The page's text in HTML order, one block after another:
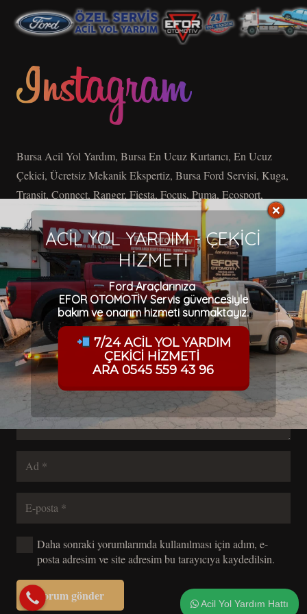
Bursa Acil Yol Yardım, Bursa En Ucuz Kurtarıcı, En Ucuz
Çekici, Ücretsiz Mekanik Ekspertiz, Bursa Ford Servisi, Kuga,
Transit, Connect, Ranger, Fiesta, Focus, Puma, Ecosport,
Focus, Connect, Courier, Tourneo, Mondeo, C-Max, S-Max,
Bir yanıt yazın
E-posta adresiniz yayınlanmayacak.Gerekli alanlar*ile
işaretlenmişlerdir
Daha sonraki yorumlarımda kullanılması için adım, e-
posta adresim ve site adresim bu tarayıcıya kaydedilsin.
Yorum gönder
Acil Yol Yardım Hattı
ACİL YOL YARDIM - ÇEKİCİ
HİZMETİ
Ford Araçlarınıza
EFOR OTOMOTİV Servis güvencesiyle
bakım ve onarım hizmeti sunmaktayız.
7/24 ACİL YOL YARDIM
ÇEKİCİ HİZMETİ
ARA 0545 559 43 96